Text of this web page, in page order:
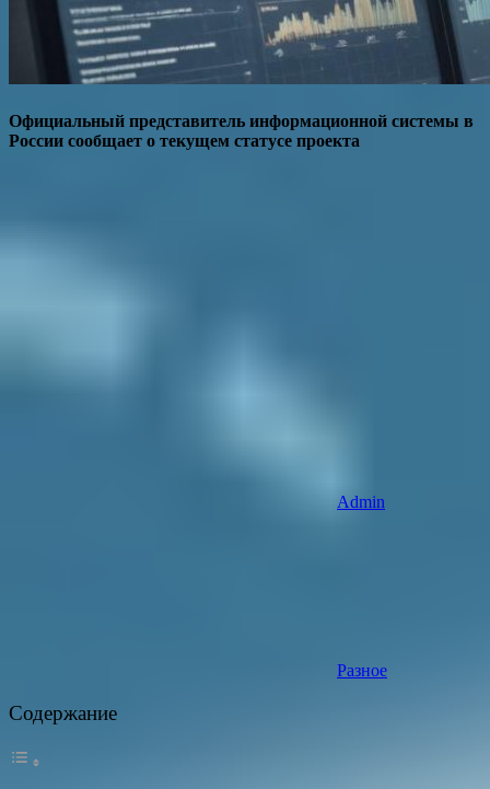
Официальный представитель информационной системы в
России сообщает о текущем статусе проекта
Admin
Разное
Содержание